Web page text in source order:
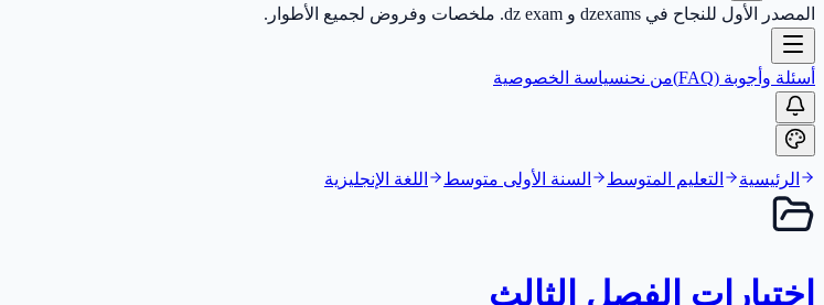
المصدر الأول للنجاح في dzexams و dz exam. ملخصات وفروض لجميع الأطوار.
أسئلة وأجوبة (FAQ) من نحنسياسة الخصوصية
الرئيسية التعليم المتوسط السنة الأولى متوسط اللغة الإنجليزية
اختبارات الفصل الثالث